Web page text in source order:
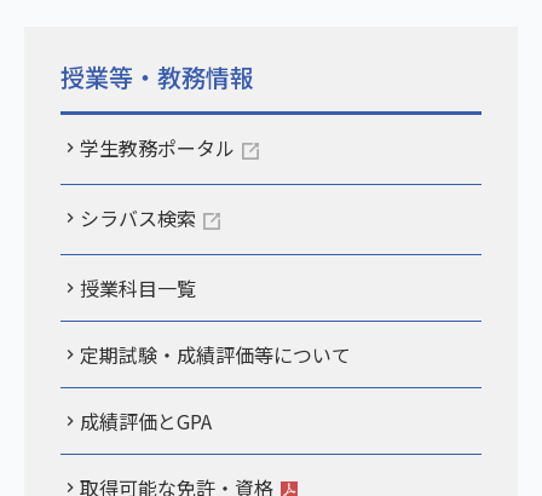
授業等・教務情報
学生教務ポータル
シラバス検索
授業科目一覧
定期試験・成績評価等について
成績評価とGPA
取得可能な免許・資格